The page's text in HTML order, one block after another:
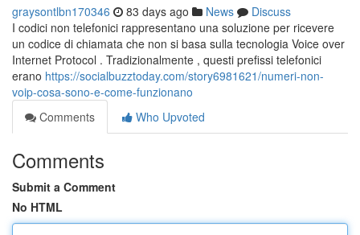
graysontlbn170346 83 days ago News
Discuss
I codici non telefonici rappresentano una soluzione per ricevere
un codice di chiamata che non si basa sulla tecnologia Voice over
Internet Protocol . Tradizionalmente , questi prefissi telefonici
erano https://socialbuzztoday.com/story6981621/numeri-non-
voip-cosa-sono-e-come-funzionano
Comments
Who Upvoted
Comments
Submit a Comment
No HTML